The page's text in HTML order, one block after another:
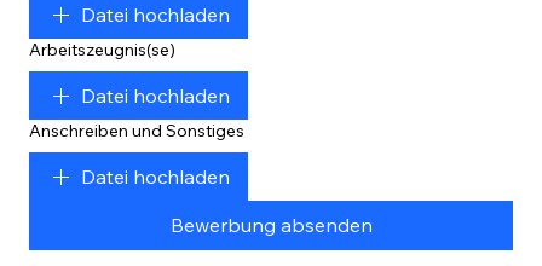
Datei hochladen
Arbeitszeugnis(se)
Datei hochladen
Anschreiben und Sonstiges
Datei hochladen
Bewerbung absenden